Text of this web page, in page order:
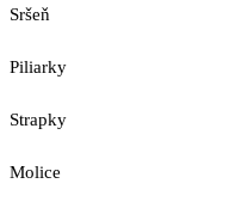
Sršeň
Piliarky
Strapky
Molice